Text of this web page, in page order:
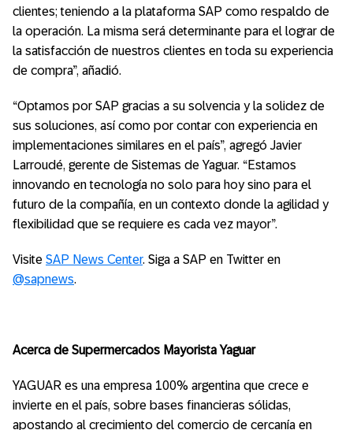
clientes; teniendo a la plataforma SAP como respaldo de
la operación. La misma será determinante para el lograr de
la satisfacción de nuestros clientes en toda su experiencia
de compra”, añadió.
“Optamos por SAP gracias a su solvencia y la solidez de
sus soluciones, así como por contar con experiencia en
implementaciones similares en el país”, agregó Javier
Larroudé, gerente de Sistemas de Yaguar. “Estamos
innovando en tecnología no solo para hoy sino para el
futuro de la compañía, en un contexto donde la agilidad y
flexibilidad que se requiere es cada vez mayor”.
Visite SAP News Center. Siga a SAP en Twitter en
@sapnews.
Acerca de Supermercados Mayorista Yaguar
YAGUAR es una empresa 100% argentina que crece e
invierte en el país, sobre bases financieras sólidas,
apostando al crecimiento del comercio de cercanía en